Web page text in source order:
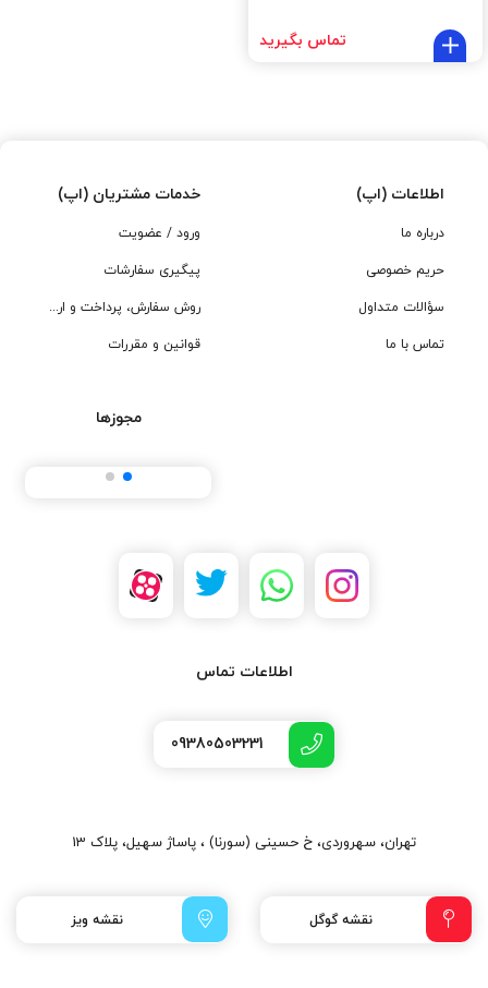
تماس بگیرید
اطلاعات (اپ)
درباره ما
حریم خصوصی
سؤالات متداول
تماس با ما
خدمات مشتریان (اپ)
ورود / عضویت
پیگیری سفارشات
روش سفارش، پرداخت و ارسال
قوانین و مقررات
مجوزها
اطلاعات تماس
09380503231
تهران، سهروردی، خ حسینی (سورنا) ، پاساژ سهیل، پلاک 13
نقشه گوگل نقشه ویز